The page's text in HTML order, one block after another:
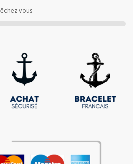
vous